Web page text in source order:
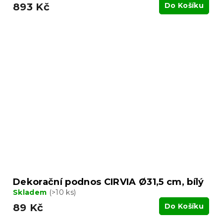
893 Kč Do Košíku
Dekorační podnos CIRVIA Ø31,5 cm, bílý
Skladem (>10 ks)
89 Kč Do Košíku